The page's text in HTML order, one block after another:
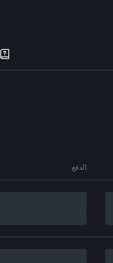
الدفع